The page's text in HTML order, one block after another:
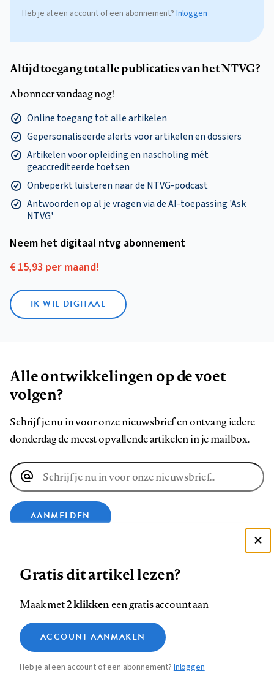
Heb je al een account of een abonnement?Inloggen
Altijd toegang tot alle publicaties van het NTVG?
Abonneer vandaag nog!
Online toegang tot alle artikelen
Gepersonaliseerde alerts voor artikelen en dossiers
Artikelen voor opleiding en nascholing mét
geaccrediteerde toetsen
Onbeperkt luisteren naar de NTVG-podcast
Antwoorden op al je vragen via de AI-toepassing 'Ask
NTVG'
Neem het digitaal ntvg abonnement
€ 15,93 per maand!
IK WIL DIGITAAL
Alle ontwikkelingen op de voet
volgen?
Schrijf je nu in voor onze nieuwsbrief en ontvang iedere
donderdag de meest opvallende artikelen in je mailbox.
E-
mailadres
AANMELDEN
op
Facebook
op
LinkedIn
op
Bluesky
ons
op
InstagramYouTube
Footer
Contact Colofon Disclaimer Privacy
Medische vragen verdienen
betrouwbare antwoorden
Zie onze cookie policy
Analytische cookies
Marketing cookies
Gratis dit artikel lezen?
Maak met2 klikkeneen gratis account aan
ACCOUNT AANMAKEN
Heb je al een account of een abonnement?Inloggen